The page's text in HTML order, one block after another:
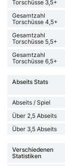
Torschüsse 3,5+
Gesamtzahl
Torschüsse 4,5+
Gesamtzahl
Torschüsse 5,5+
Gesamtzahl
Torschüsse 6,5+
Abseits Stats
Abseits / Spiel
Über 2,5 Abseits
Über 3,5 Abseits
Verschiedenen
Statistiken